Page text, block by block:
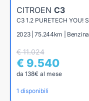
CITROEN C3
C3 1.2 PURETECH YOU!
2023 | 75.244km |
€ 11.024
€ 9.540
da 138€ al mese
1 disponibili